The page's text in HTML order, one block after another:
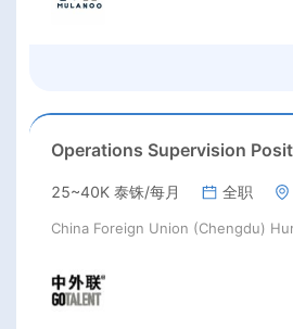
Operations Supervision
25~40K 泰铢/每月 全职